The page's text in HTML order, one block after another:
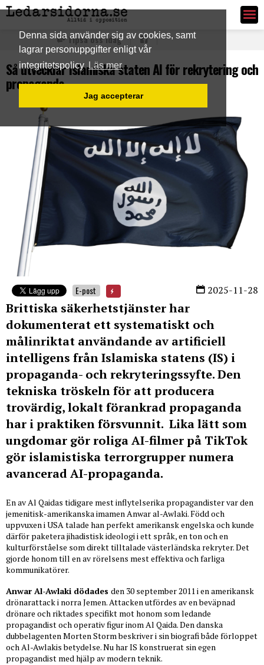
Denna sida använder sig av cookies, samt
lagrar personuppgifter enligt vår
integritetspolicy Läs mer
Jag accepterar
Ledarsidorna.se
Tipsa oss idag
Så utvecklar Islamiska staten AI för rekrytering och
propaganda
2025-11-28
E-post
Brittiska säkerhetstjänster har
dokumenterat ett systematiskt och
målinriktat användande av artificiell
intelligens från Islamiska statens (IS) i
propaganda- och rekryteringssyfte. Den
tekniska tröskeln för att producera
trovärdig, lokalt förankrad propaganda
har i praktiken försvunnit. Lika lätt som
ungdomar gör roliga AI-filmer på TikTok
gör islamistiska terrorgrupper numera
avancerad AI-propaganda.
En av Al Qaidas tidigare mest inflytelserika propagandister var den
jemenitisk-amerikanska imamen Anwar al-Awlaki. Född och
uppvuxen i USA talade han perfekt amerikansk engelska och kunde
därför paketera jihadistisk ideologi i ett språk, en ton och en
kulturförståelse som direkt tilltalade västerländska rekryter. Det
gjorde honom till en av rörelsens mest effektiva och farliga
kommunikatörer.
Anwar Al-Awlaki dödades den 30 september 2011 i en amerikansk
drönarattack i norra Jemen. Attacken utfördes av en beväpnad
drönare och riktades specifikt mot honom som ledande
propagandist och operativ figur inom Al Qaida. Den danska
dubbelagenten Morten Storm beskriver i sin biografi både förloppet
och Al-Awlakis betydelse. Nu har IS konstruerat sin egen
propagandist med hjälp av modern teknik.